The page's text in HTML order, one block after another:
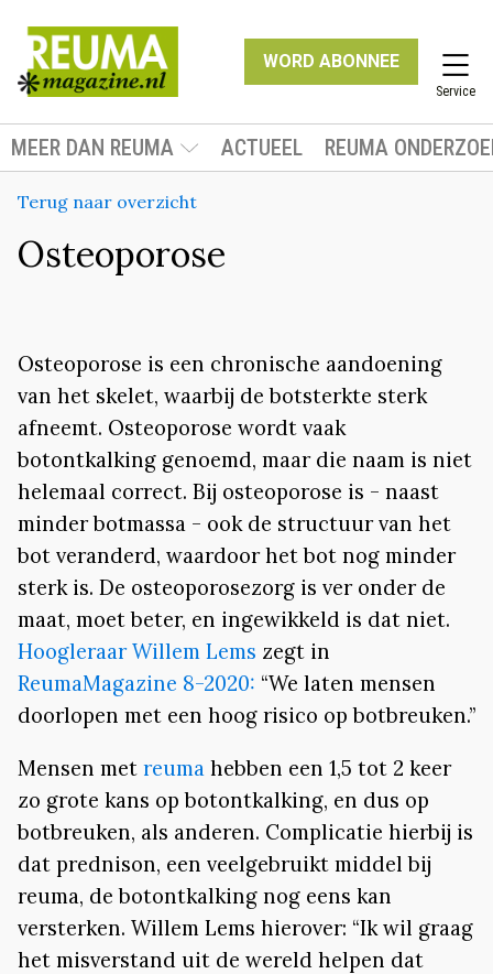
WORD ABONNEE
Service
MEER DAN REUMA ACTUEEL REUMA
Terug naar overzicht
Osteoporose
Osteoporose is een chronische aandoening
van het skelet, waarbij de botsterkte sterk
afneemt. Osteoporose wordt vaak
botontkalking genoemd, maar die naam is niet
helemaal correct. Bij osteoporose is - naast
minder botmassa - ook de structuur van het
bot veranderd, waardoor het bot nog minder
sterk is. De osteoporosezorg is ver onder de
maat, moet beter, en ingewikkeld is dat niet.
Hoogleraar Willem Lems zegt in
ReumaMagazine 8-2020: “We laten mensen
doorlopen met een hoog risico op botbreuken.”
Mensen met reuma hebben een 1,5 tot 2 keer
zo grote kans op botontkalking, en dus op
botbreuken, als anderen. Complicatie hierbij is
dat prednison, een veelgebruikt middel bij
reuma, de botontkalking nog eens kan
versterken. Willem Lems hierover: “Ik wil graag
het misverstand uit de wereld helpen dat